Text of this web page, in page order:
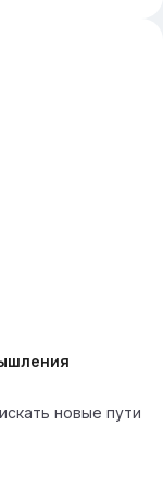
новые пути